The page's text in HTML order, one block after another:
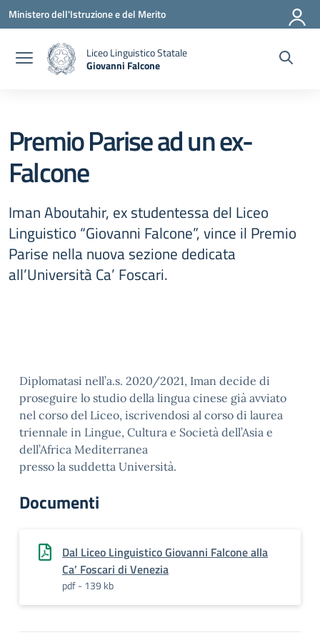
Vai ai contenuti
Vai al menu di navigazione
Vai al footer
Ministero dell'Istruzione e del Merito
Liceo Linguistico Statale
Giovanni Falcone
Premio Parise ad un ex-
Falcone
Iman Aboutahir, ex studentessa del Liceo
Linguistico “Giovanni Falcone”, vince il Premio
Parise nella nuova sezione dedicata
all’Università Ca’ Foscari.
Diplomatasi nell’a.s. 2020/2021, Iman decide di
proseguire lo studio della lingua cinese già avviato
nel corso del Liceo, iscrivendosi al corso di laurea
triennale in Lingue, Cultura e Società dell’Asia e
dell’Africa Mediterranea
presso la suddetta Università.
Documenti
Dal Liceo Linguistico Giovanni Falcone alla
Ca’ Foscari di Venezia
pdf - 139 kb